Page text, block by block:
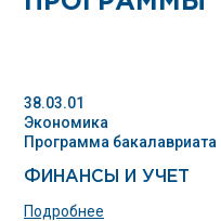
38.03.01
Экономика
Программа бакалавриата
ФИНАНСЫ И УЧЕТ
Подробнее